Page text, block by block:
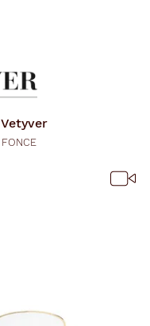
Vetyver